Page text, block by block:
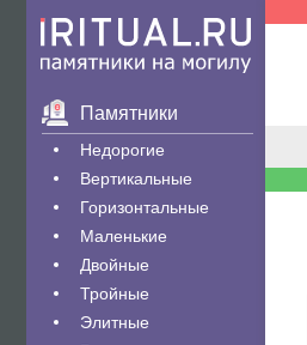
Памятники
Недорогие
Вертикальные
Горизонтальные
Маленькие
Двойные
Тройные
Элитные